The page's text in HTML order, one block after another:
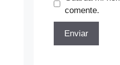
comente.